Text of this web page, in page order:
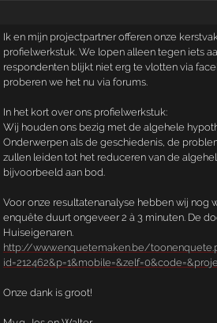
Ik en mijn projectpartner offeren onze
profielwerkstuk. We lopen alleen tegen iets
respondenten blijkt niet erg te vlotten via
proberen we het nu via forums.
In het kort over ons profielwerkstuk:
Wij houden ons bezig met de algehele
Onderwerpen als de geschiedenis, de
zullen leiden tot het reduceren van de
bijvoorbeeld aan bod.
Voor onze resultatenanalyse hebben wij nog
enquête duurt ongeveer 2 à 3 minuten. De
Huiseigenaren.
http://www.enquetemaken.be/
Onze dank is groot!